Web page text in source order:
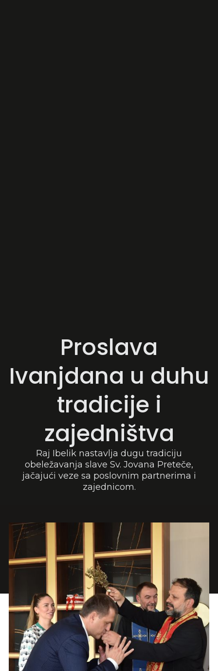
Proslava
Ivanjdana u duhu
tradicije i
zajedništva
Raj Ibelik nastavlja dugu tradiciju
obeležavanja slave Sv. Jovana Preteče,
jačajući veze sa poslovnim partnerima i
zajednicom.